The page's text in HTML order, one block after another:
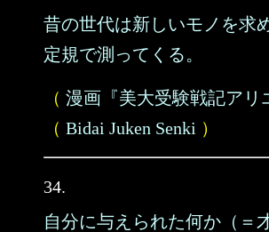
昔の世代は新しいモノを求
定規で測ってくる。
（ 漫画『美大受験戦記アリ
（ Bidai Juken Senki ）
34.
自分に与えられた何か（＝